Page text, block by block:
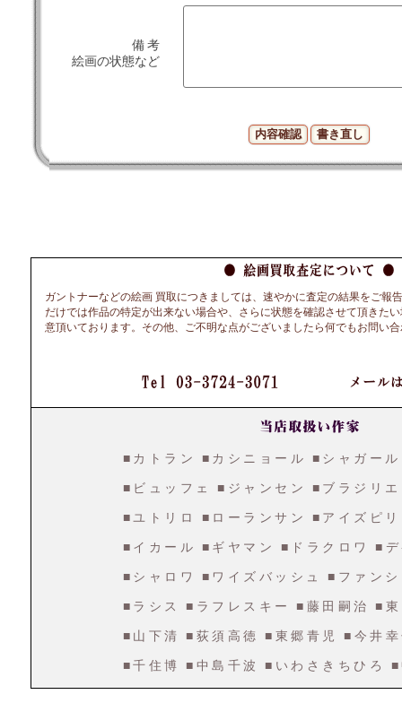
備 考
絵画の状態など
ガントナーなどの絵画 買取につきましては、速やかに査定の結果をご報
だけでは作品の特定が出来ない場合や、さらに状態を確認させて頂きた
意頂いております。その他、ご不明な点がございましたら何でもお問い
■カトラン ■カシニョール ■シャガール
■ビュッフェ ■ジャンセン ■ブラジリエ
■ユトリロ ■ローランサン ■アイズピリ
■イカール ■ギヤマン ■ドラクロワ ■
■シャロワ ■ワイズバッシュ ■ファン
■ラシス ■ラフレスキー ■藤田嗣治 ■
■山下清 ■荻須高徳 ■東郷青児 ■今井
■千住博 ■中島千波 ■いわさきちひろ